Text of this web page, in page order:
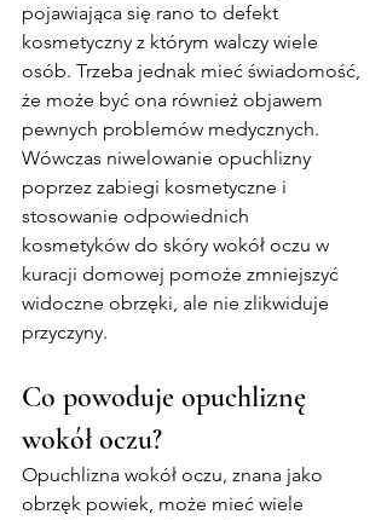
pojawiająca się rano to defekt
kosmetyczny z którym walczy wiele
osób. Trzeba jednak mieć świadomość,
że może być ona również objawem
pewnych problemów medycznych.
Wówczas niwelowanie opuchlizny
poprzez zabiegi kosmetyczne i
stosowanie odpowiednich
kosmetyków do skóry wokół oczu w
kuracji domowej pomoże zmniejszyć
widoczne obrzęki, ale nie zlikwiduje
przyczyny.
Co powoduje opuchliznę
wokół oczu?
Opuchlizna wokół oczu, znana jako
obrzęk powiek, może mieć wiele